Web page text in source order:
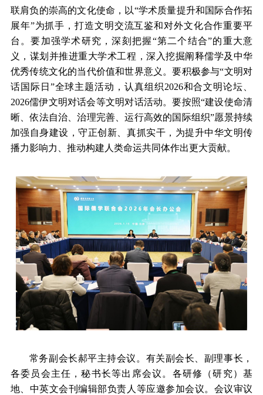
联肩负的崇高的文化使命，以“学术质量提升和国际合作拓
展年”为抓手，打造文明交流互鉴和对外文化合作重要平
台。要加强学术研究，深刻把握“第二个结合”的重大意
义，谋划并推进重大学术工程，深入挖掘阐释儒学及中华
优秀传统文化的当代价值和世界意义。要积极参与“文明对
话国际日”全球主题活动，认真组织2026和合文明论坛、
2026儒伊文明对话会等文明对话活动。要按照“建设使命清
晰、依法自治、治理完善、运行高效的国际组织”愿景持续
加强自身建设，守正创新、真抓实干，为提升中华文明传
播力影响力、推动构建人类命运共同体作出更大贡献。
常务副会长郝平主持会议。有关副会长、副理事长，
各委员会主任，秘书长等出席会议。各研修（研究）基
地、中英文会刊编辑部负责人等应邀参加会议。会议审议